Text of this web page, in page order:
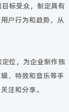
标受众，制定具有
户行为和趋势，从
位，为企业制作独
、特效和音乐等手
注和分享。